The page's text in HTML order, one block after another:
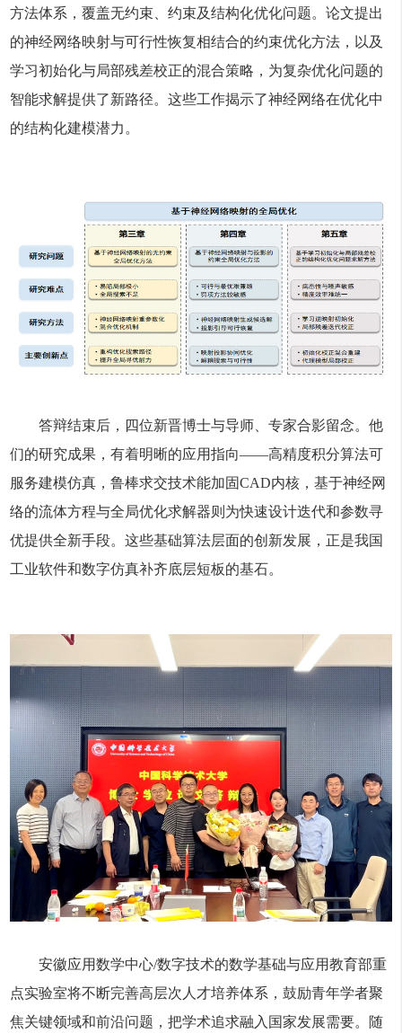
方法体系，覆盖无约束、约束及结构化优化问题。论文提出
的神经网络映射与可行性恢复相结合的约束优化方法，以及
学习初始化与局部残差校正的混合策略，为复杂优化问题的
智能求解提供了新路径。这些工作揭示了神经网络在优化中
的结构化建模潜力。
答辩结束后，四位新晋博士与导师、专家合影留念。他
们的研究成果，有着明晰的应用指向——高精度积分算法可
服务建模仿真，鲁棒求交技术能加固CAD内核，基于神经网
络的流体方程与全局优化求解器则为快速设计迭代和参数寻
优提供全新手段。这些基础算法层面的创新发展，正是我国
工业软件和数字仿真补齐底层短板的基石。
安徽应用数学中心/数字技术的数学基础与应用教育部重
点实验室将不断完善高层次人才培养体系，鼓励青年学者聚
焦关键领域和前沿问题，把学术追求融入国家发展需要。随